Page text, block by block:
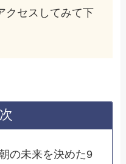
クセスしてみて下
の未来を決めた9